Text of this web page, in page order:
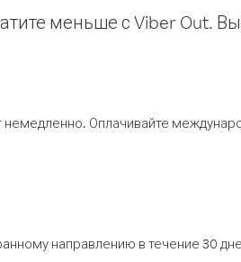
меньше с Viber Out.
Оплачивайте
направлению в течение 30